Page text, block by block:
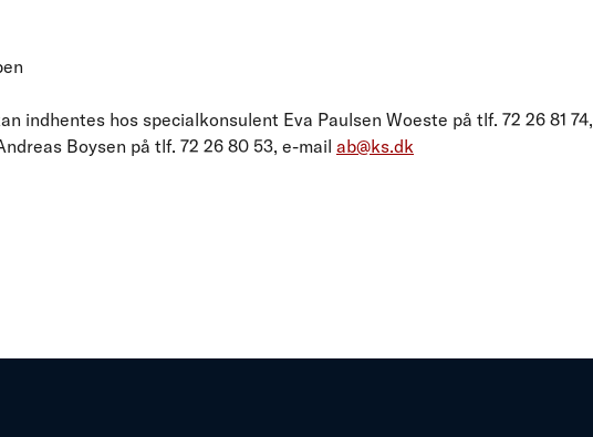
indhentes hos specialkonsulent Eva Paulsen Woeste på tlf. 72 26 81 74,
Boysen på tlf. 72 26 80 53, e-mail ab@ks.dk